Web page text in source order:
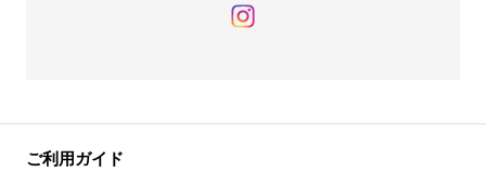
ご利用ガイド